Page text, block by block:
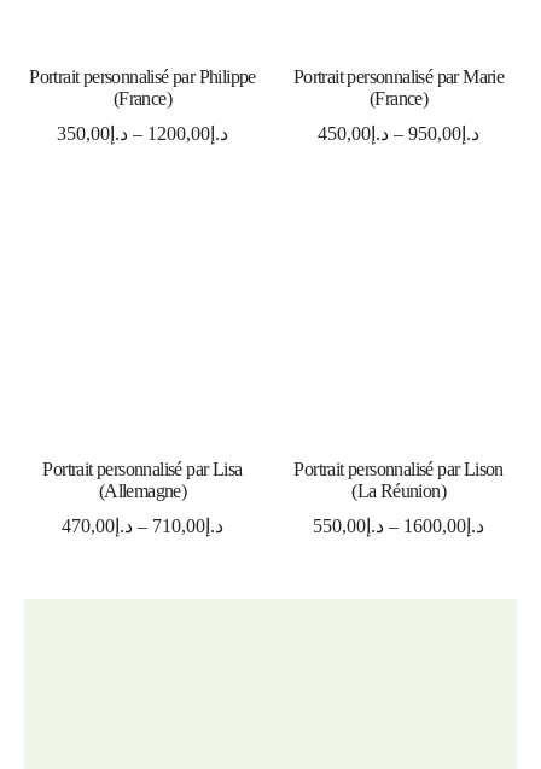
SELECT OPTIONS
Portrait personnalisé par Philippe
(France)
د.إ350,00 – د.إ1200,00
SELECT OPTIONS
Portrait personnalisé par Marie
(France)
د.إ 450,00 – د.إ 950,00
SELECT OPTIONS
Portrait personnalisé par Lisa
(Allemagne)
د.إ470,00 – د.إ710,00
SELECT OPTIONS
Portrait personnalisé par Lison
(La Réunion)
د.إ 550,00 – د.إ 1600,00